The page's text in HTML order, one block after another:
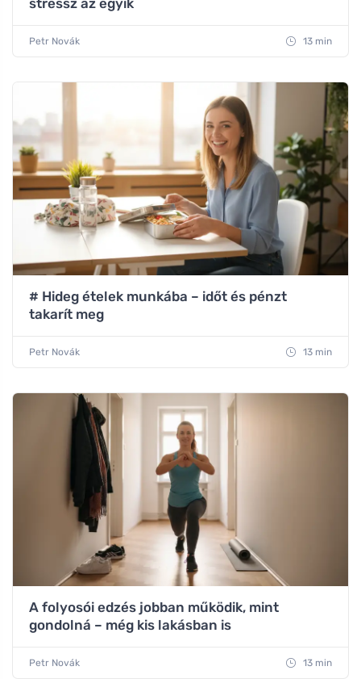
stressz az egyik
Petr Novák 13 min
# Hideg ételek munkába – időt és pénzt
takarít meg
Petr Novák 13 min
A folyosói edzés jobban működik, mint
gondolná – még kis lakásban is
Petr Novák 13 min